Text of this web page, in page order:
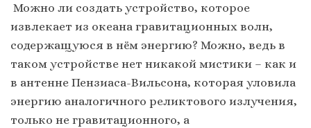
Можно ли создать устройство, которое
извлекает из океана гравитационных волн,
содержащуюся в нём энергию? Можно, ведь в
таком устройстве нет никакой мистики – как и
в антенне Пензиаса-Вильсона, которая уловила
энергию аналогичного реликтового излучения,
только не гравитационного, а